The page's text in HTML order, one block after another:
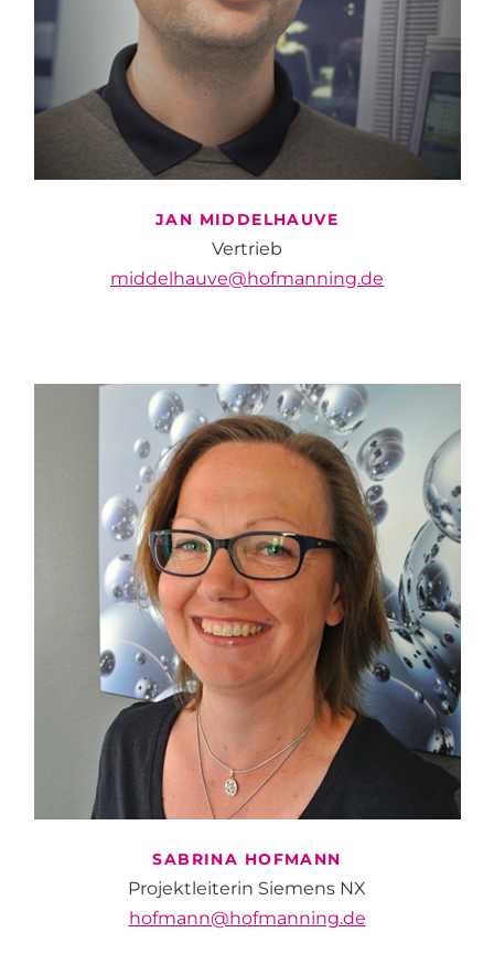
JAN MIDDELHAUVE
Vertrieb
middelhauve@hofmanning.de
SABRINA HOFMANN
Projektleiterin Siemens NX
hofmann@hofmanning.de